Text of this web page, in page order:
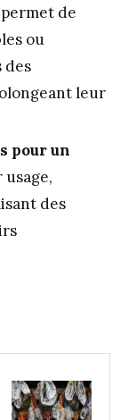
de
ou
des
leur
pour un
usage,
des